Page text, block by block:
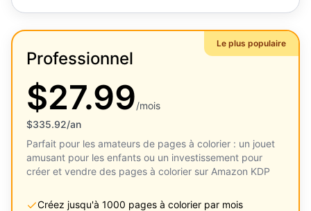
Le plus populaire
Professionnel
$27.99/mois
$335.92/an
Parfait pour les amateurs de pages à colorier : un jouet
amusant pour les enfants ou un investissement pour
créer et vendre des pages à colorier sur Amazon KDP
Créez jusqu'à 1000 pages à colorier par mois